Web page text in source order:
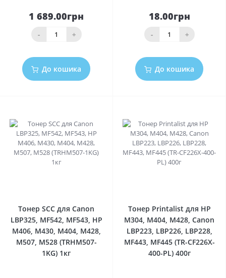
1 689.00грн
- +
До кошика
18.00грн
- +
До кошика
Тонер SCC для Canon
LBP325, MF542, MF543, HP
M406, M430, M404, M428,
M507, M528 (TRHM507-
1KG) 1кг
Тонер Printalist для HP
M304, M404, M428, Canon
LBP223, LBP226, LBP228,
MF443, MF445 (TR-CF226X-
400-PL) 400г